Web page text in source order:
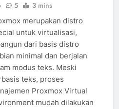
5 3 mins
merupakan distro
untuk virtualisasi,
dari basis distro
minimal dan berjalan
modus teks. Meski
teks, proses
Proxmox Virtual
mudah dilakukan